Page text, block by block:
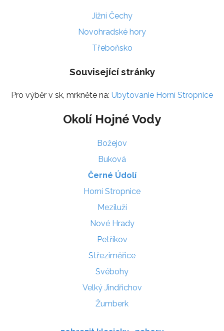
Jižní Čechy
Novohradské hory
Třeboňsko
Související stránky
Pro výběr v sk, mrkněte na: Ubytovanie Horní Stropnice
Okolí Hojné Vody
Božejov
Buková
Černé Údolí
Horní Stropnice
Meziluží
Nové Hrady
Petříkov
Střeziměřice
Svébohy
Velký Jindřichov
Žumberk